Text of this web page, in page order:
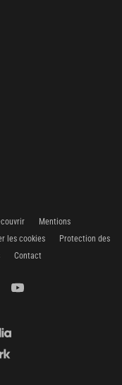
Mentions
les cookies
Protection des
Contact